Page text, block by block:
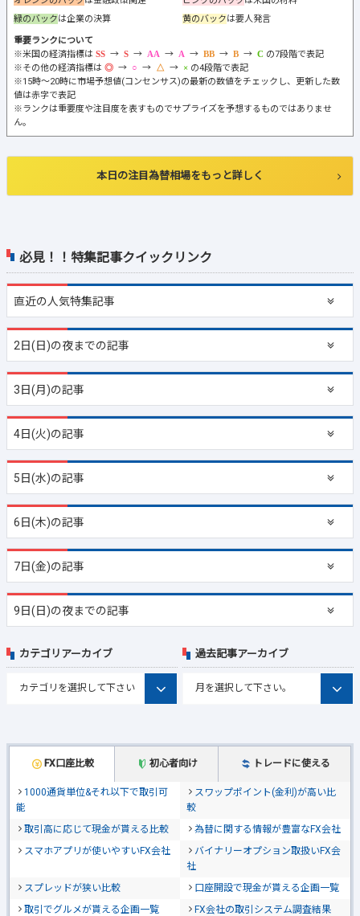
必見！！特集記事クイックリンク
直近の人気特集記事
2日(日)の夜までの記事
3日(月)の記事
4日(火)の記事
5日(水)の記事
6日(木)の記事
7日(金)の記事
9日(日)の夜までの記事
緑のバックは企業の決算 黄のバックは要人発言
重要ランクについて
※米国の経済指標は
→ → → → → →
の7段階で表記
※その他の経済指標は
→ → →
の4段階で表記
※15時～20時に市場予想値(コンセンサス)の最新の数値をチェックし、更新した数
値は赤字で表記
※ランクは重要度や注目度を表すものでサプライズを予想するものではありませ
ん。
本日の注目為替相場をもっと詳しく
FX口座比較 初心者向け トレードに使える
1000通貨単位&それ以下で取引可
能
スワップポイント(金利)が高い比
較
取引高に応じて現金が貰える比較
為替に関する情報が豊富なFX会社
スマホアプリが使いやすいFX会社
バイナリーオプション取扱いFX会
社
スプレッドが狭い比較
口座開設で現金が貰える企画一覧
取引でグルメが貰える企画一覧
FX会社の取引システム調査結果
カテゴリアーカイブ 過去記事アーカイブ